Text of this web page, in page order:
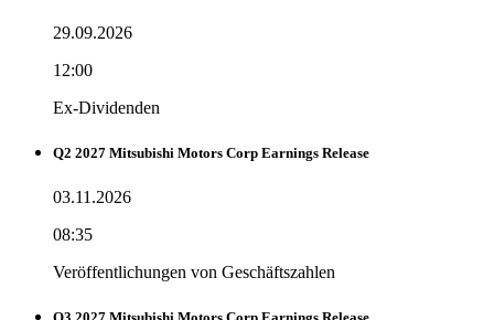
29.09.2026
12:00
Ex-Dividenden
Q2 2027 Mitsubishi Motors Corp Earnings Release
03.11.2026
08:35
Veröffentlichungen von Geschäftszahlen